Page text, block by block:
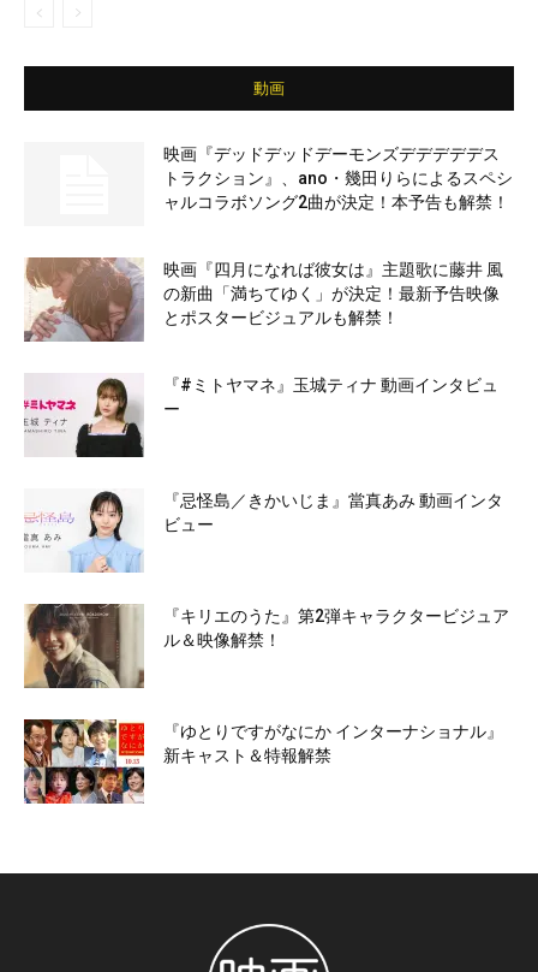
動画
映画『デッドデッドデーモンズデデデデデス
トラクション』、ano・幾田りらによるスペシ
ャルコラボソング2曲が決定！本予告も解禁！
映画『四月になれば彼女は』主題歌に藤井 風
の新曲「満ちてゆく」が決定！最新予告映像
とポスタービジュアルも解禁！
『#ミトヤマネ』玉城ティナ 動画インタビュ
ー
『忌怪島／きかいじま』當真あみ 動画インタ
ビュー
『キリエのうた』第2弾キャラクタービジュア
ル＆映像解禁！
『ゆとりですがなにか インターナショナル』
新キャスト＆特報解禁